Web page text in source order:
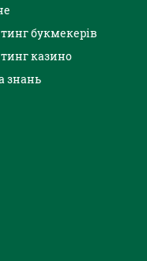
букмекерів
казино
знань